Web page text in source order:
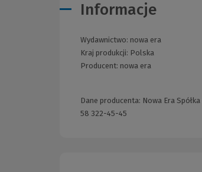
Informacje
Wydawnictwo: nowa era
Kraj produkcji: Polska
Producent: nowa era
Dane producenta: Nowa Era
58 322-45-45